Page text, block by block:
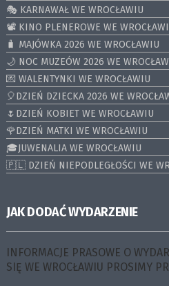
🎭 KARNAWAŁ WE WROCŁAWIU
📽️ KINO PLENEROWE WE
🧳 MAJÓWKA 2026 WE WROCŁAWIU
🌙 NOC MUZEÓW 2026 WE
💌 WALENTYNKI WE WROCŁAWIU
🎈DZIEŃ DZIECKA 2026 WE
🌷DZIEŃ KOBIET WE WROCŁAWIU
🌹DZIEŃ MATKI WE WROCŁAWIU
🎓JUWENALIA WE WROCŁAWIU
🇵🇱 DZIEŃ NIEPODLEGŁOŚCI WE
JAK DODAĆ WYDARZENIE
INFORMACJE PRASOWE O
SIĘ WE WROCŁAWIU PROSIMY